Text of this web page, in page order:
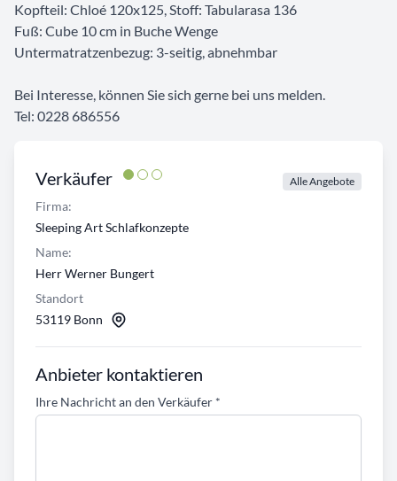
Verkäufer Alle Angebote
Firma:
Sleeping Art Schlafkonzepte
Name:
Herr Werner Bungert
Standort
53119 Bonn
Anbieter kontaktieren
Ihre Nachricht an den Verkäufer *
Kopfteil: Chloé 120x125, Stoff: Tabularasa 136
Fuß: Cube 10 cm in Buche Wenge
Untermatratzenbezug: 3-seitig, abnehmbar
Bei Interesse, können Sie sich gerne bei uns melden.
Tel: 0228 686556